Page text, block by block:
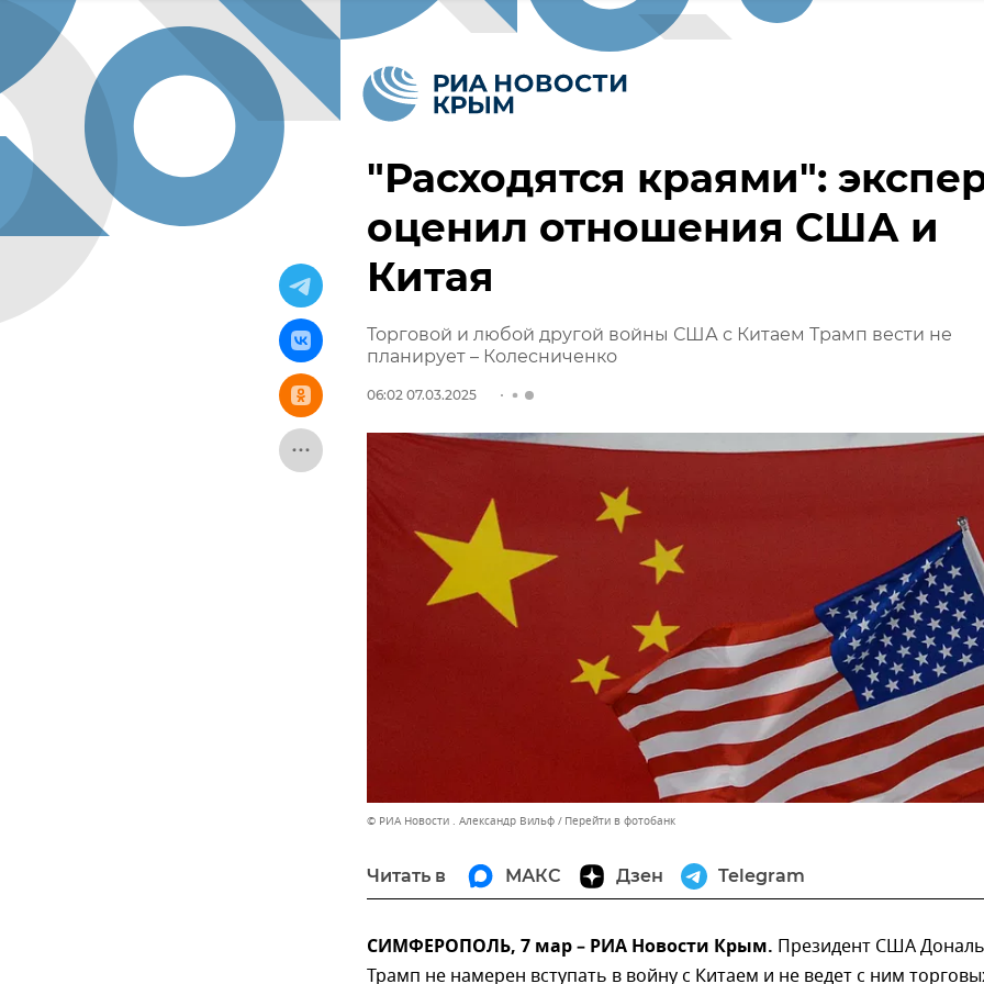
"Расходятся краями":
оценил отношения США и
Китая
Торговой и любой другой войны США с Китаем Трамп вести не
планирует – Колесниченко
06:02 07.03.2025
© РИА Новости . Александр Вильф Перейти в фотобанк
Читать в МАКС Дзен Telegram
СИМФЕРОПОЛЬ, 7 мар – РИА Новости Крым. Президент США
Трамп не намерен вступать в войну с Китаем и не ведет с ним